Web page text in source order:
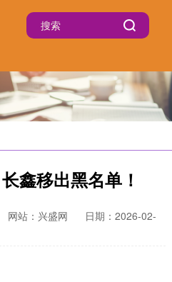
鑫移出黑名单！
网站：兴盛网
日期：2026-02-